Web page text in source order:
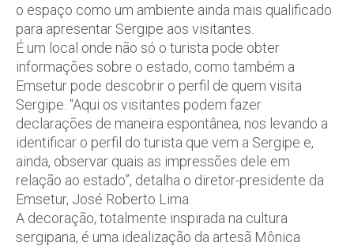
o espaço como um ambiente ainda mais qualificado
para apresentar Sergipe aos visitantes.
É um local onde não só o turista pode obter
informações sobre o estado, como também a
Emsetur pode descobrir o perfil de quem visita
Sergipe. “Aqui os visitantes podem fazer
declarações de maneira espontânea, nos levando a
identificar o perfil do turista que vem a Sergipe e,
ainda, observar quais as impressões dele em
relação ao estado”, detalha o diretor-presidente da
Emsetur, José Roberto Lima.
A decoração, totalmente inspirada na cultura
sergipana, é uma idealização da artesã Mônica